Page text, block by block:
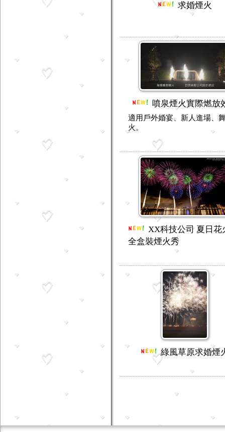
求婚煙火
噴泉煙火實際燃放
適用戶外婚宴、新人進場、
火。
XX科技公司 夏日花
全盒裝煙火秀
綠風草原求婚煙